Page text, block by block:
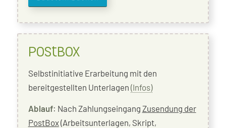
PostBox
Selbstinitiative Erarbeitung mit den
bereitgestellten Unterlagen (Infos)
Ablauf: Nach Zahlungseingang Zusendung der
PostBox(Arbeitsunterlagen, Skript,